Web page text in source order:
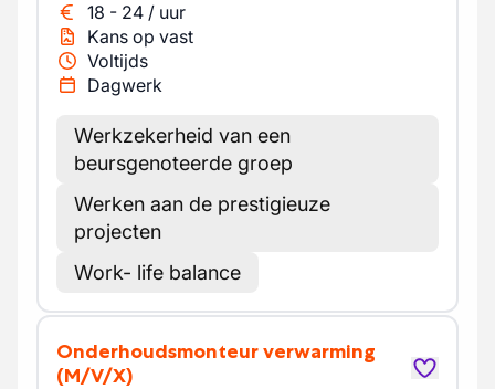
18 - 24 / uur
Kans op vast
Voltijds
Dagwerk
Werkzekerheid van een
beursgenoteerde groep
Werken aan de prestigieuze
projecten
Work- life balance
Onderhoudsmonteur verwarming
(M/V/X)